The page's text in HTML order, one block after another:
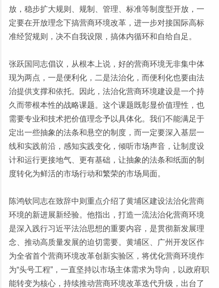
放，稳步扩大规则、规制、管理、标准等制度型开放，一
定要在开放理念下搞营商环境改革，进一步对接国际高标
准经贸规则，决不自我设限，搞体内循环和自给自足。
张跃国同志倡议，从根本上说，好的营商环境无非集中体
现为两点，一是便利化，二是法治化，而便利化也要由法
治提供支撑和依托。因此，法治化营商环境建设是一个持
久而带根本性的战略课题。这个课题既彰显价值理性，也
需要专业和技术把价值理念予以具体化。我们不能满足于
定出一些抽象的法条和悬空的制度，而一定要深入基层一
线和实践前沿，感知实践变化，倾听市场声音，让制度设
计和运行更接地气、更有基础，让抽象的法条和纸面的制
度转化为鲜活的市场行动和繁荣的市场局面。
陈鸿钦同志在致辞中则重点介绍了黄埔区建设法治化营商
环境的新进展新经验。他指出，打造一流法治化营商环境
是深入践行习近平法治思想的重要内容，是贯彻新发展理
念、推动高质量发展的迫切需要。黄埔区、广州开发区作
为全省首个营商环境改革创新实验区，将优化营商环境作
为“头号工程”，一直坚持以市场主体需求为导向，以政府职
能转变为核心，持续推动营商环境改革迭代升级，出台了